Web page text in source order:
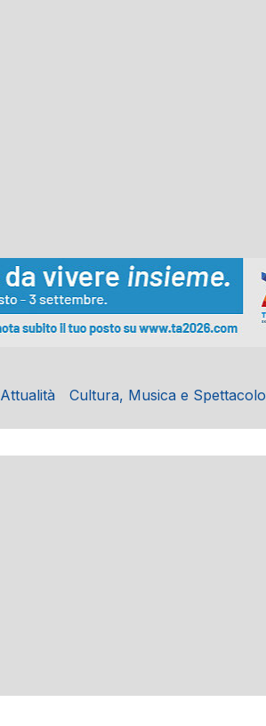
Attualità Cultura, Musica e Spettacolo